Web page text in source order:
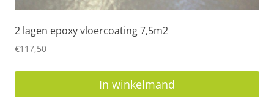
2 lagen epoxy vloercoating 7,5m2
€117,50
In winkelmand